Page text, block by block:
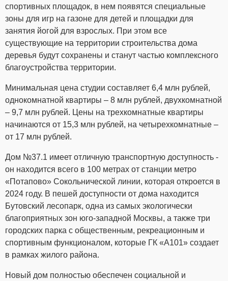
спортивных площадок, в нем появятся специальные
зоны для игр на газоне для детей и площадки для
занятия йогой для взрослых. При этом все
существующие на территории строительства дома
деревья будут сохранены и станут частью комплексного
благоустройства территории.
Минимальная цена студии составляет 6,4 млн рублей,
однокомнатной квартиры – 8 млн рублей, двухкомнатной
– 9,7 млн рублей. Цены на трехкомнатные квартиры
начинаются от 15,3 млн рублей, на четырехкомнатные –
от 17 млн рублей.
Дом №37.1 имеет отличную транспортную доступность -
он находится всего в 100 метрах от станции метро
«Потапово» Сокольнической линии, которая откроется в
2024 году. В пешей доступности от дома находится
Бутовский лесопарк, одна из самых экологически
благоприятных зон юго-западной Москвы, а также три
городских парка с общественным, рекреационным и
спортивным функционалом, которые ГК «А101» создает
в рамках жилого района.
Новый дом полностью обеспечен социальной и